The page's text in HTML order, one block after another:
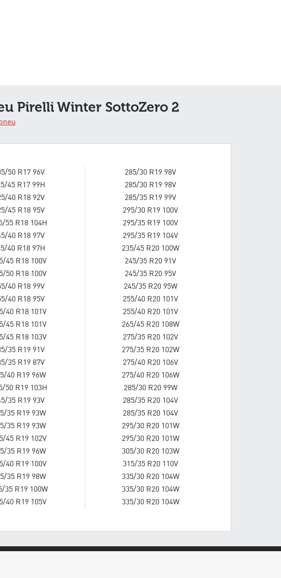
Pirelli Winter SottoZero 2
50 R17 96V
45 R17 99H
40 R18 92V
45 R18 95V
55 R18 104H
40 R18 97V
40 R18 97H
45 R18 100V
50 R18 100V
40 R18 99V
40 R18 95V
40 R18 101V
45 R18 101V
45 R18 103V
35 R19 91V
35 R19 87V
40 R19 96W
50 R19 103H
35 R19 93V
35 R19 93W
35 R19 93W
45 R19 102V
35 R19 96W
40 R19 100V
35 R19 98W
35 R19 100W
40 R19 105V
285/30 R19 98V
285/30 R19 98V
285/35 R19 99V
295/30 R19 100V
295/35 R19 100V
295/35 R19 104V
235/45 R20 100W
245/35 R20 91V
245/35 R20 95V
245/35 R20 95W
255/40 R20 101V
255/40 R20 101V
265/45 R20 108W
275/35 R20 102V
275/35 R20 102W
275/40 R20 106V
275/40 R20 106W
285/30 R20 99W
285/35 R20 104V
285/35 R20 104V
295/30 R20 101W
295/30 R20 101W
305/30 R20 103W
315/35 R20 110V
335/30 R20 104W
335/30 R20 104W
335/30 R20 104W